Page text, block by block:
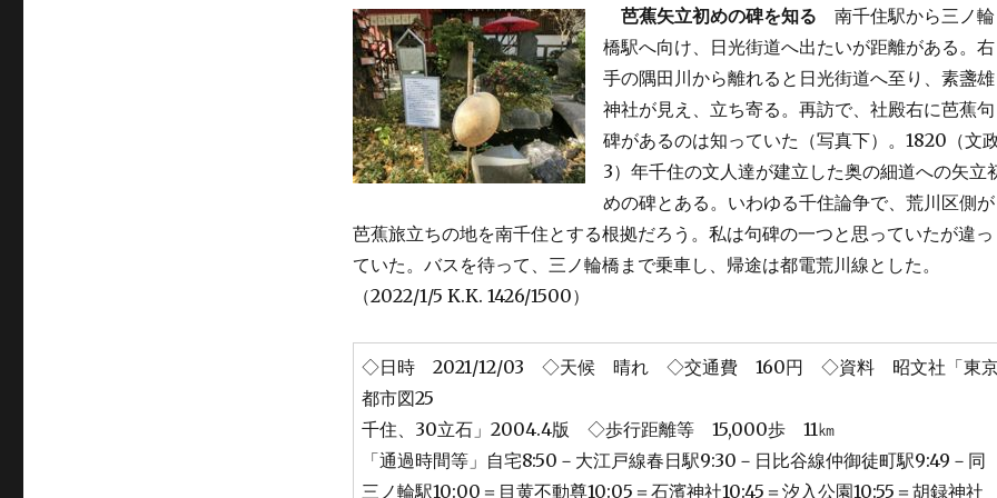
芭蕉矢立初めの碑を知る 南千住駅から三ノ輪
橋駅へ向け、日光街道へ出たいが距離がある。右
手の隅田川から離れると日光街道へ至り、素盞雄
神社が見え、立ち寄る。再訪で、社殿右に芭蕉句
碑があるのは知っていた（写真下）。1820（文
3）年千住の文人達が建立した奥の細道への矢立
めの碑とある。いわゆる千住論争で、荒川区側が
芭蕉旅立ちの地を南千住とする根拠だろう。私は句碑の一つと思っていたが違っ
ていた。バスを待って、三ノ輪橋まで乗車し、帰途は都電荒川線とした。
（2022/1/5 K.K. 1426/1500）
◇日時 2021/12/03 ◇天候 晴れ ◇交通費 160円 ◇資料 昭文社「東
都市図25
千住、30立石」2004.4版 ◇歩行距離等 15,000歩 11㎞
「通過時間等」自宅8:50－大江戸線春日駅9:30－日比谷線仲御徒町駅9:49－同
三ノ輪駅10:00＝目黄不動尊10:05＝石濱神社10:45＝汐入公園10:55＝胡録神社